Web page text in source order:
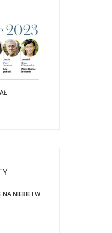
NIEBIE I W